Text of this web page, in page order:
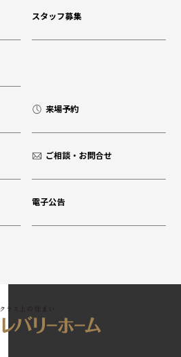
スタッフ募集
来場予約
ご相談・お問合せ
電子公告